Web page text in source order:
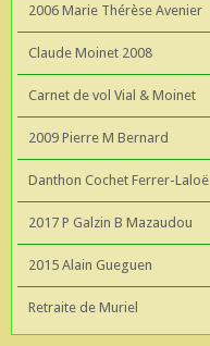
2006 Marie Thérèse Avenier
Claude Moinet 2008
Carnet de vol Vial & Moinet
2009 Pierre M Bernard
Danthon Cochet Ferrer-Laloë
2017 P Galzin B Mazaudou
2015 Alain Gueguen
Retraite de Muriel